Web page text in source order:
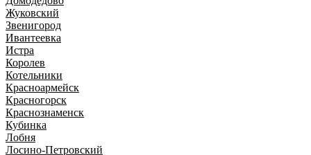
Жуковский
Звенигород
Ивантеевка
Истра
Королев
Котельники
Красноармейск
Красногорск
Краснознаменск
Кубинка
Лобня
Лосино-Петровский